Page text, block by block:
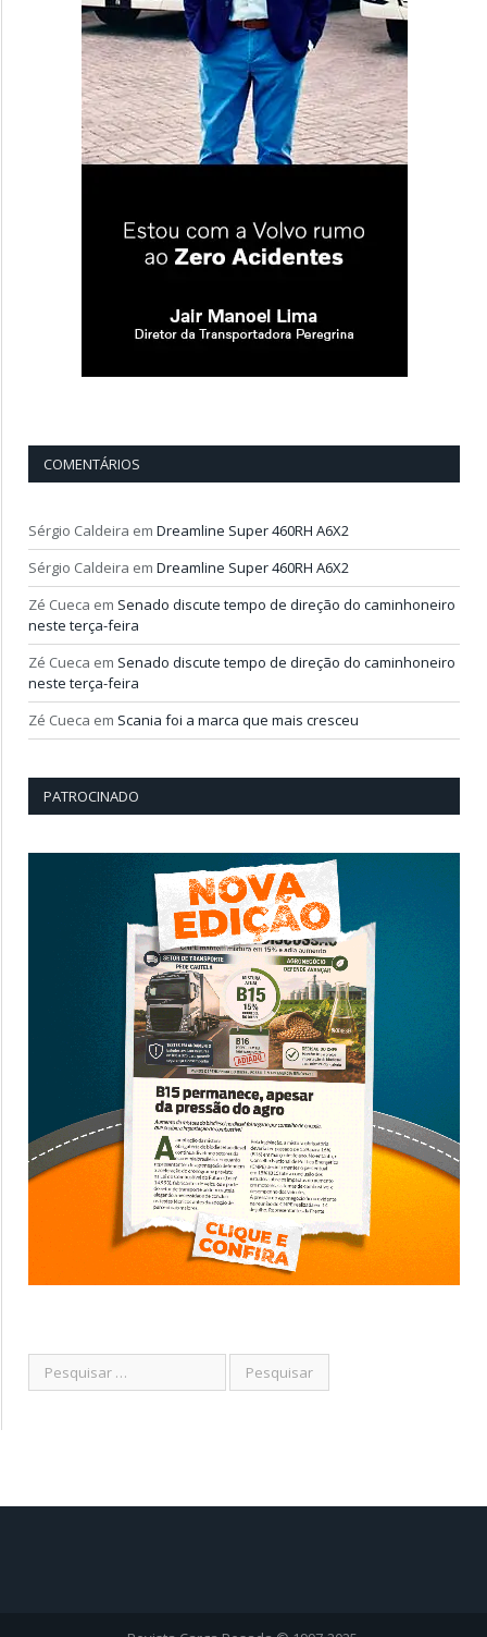
COMENTÁRIOS
Sérgio Caldeira em Dreamline Super 460RH A6X2
Sérgio Caldeira em Dreamline Super 460RH A6X2
Zé Cueca em Senado discute tempo de direção do caminhoneiro
neste terça-feira
Zé Cueca em Senado discute tempo de direção do caminhoneiro
neste terça-feira
Zé Cueca em Scania foi a marca que mais cresceu
PATROCINADO